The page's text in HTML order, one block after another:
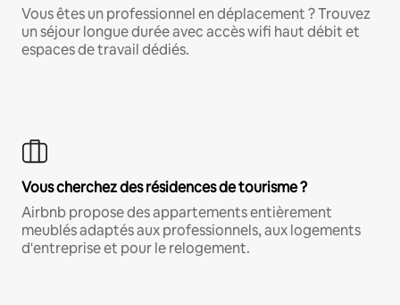
Vous êtes un professionnel en déplacement ? Trouvez
un séjour longue durée avec accès wifi haut débit et
espaces de travail dédiés.
Vous cherchez des résidences de tourisme ?
Airbnb propose des appartements entièrement
meublés adaptés aux professionnels, aux logements
d'entreprise et pour le relogement.